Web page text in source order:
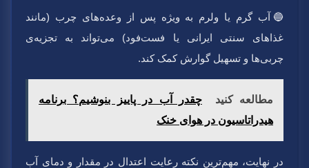
🔵آب گرم یا ولرم به ویژه پس از وعده‌های چرب (مانند
غذاهای سنتی ایرانی یا فست‌فود) می‌تواند به تجزیه‌ی
چربی‌ها و تسهیل گوارش کمک کند.
مطالعه کنید
چقدر آب در پاییز بنوشیم؟ برنامه
هیدراتاسیون در هوای خنک
در نهایت، مهم‌ترین نکته رعایت اعتدال در مقدار و دمای آب